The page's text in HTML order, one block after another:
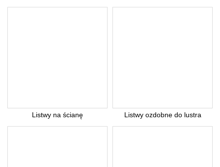
Listwy na ścianę Listwy ozdobne do lustra